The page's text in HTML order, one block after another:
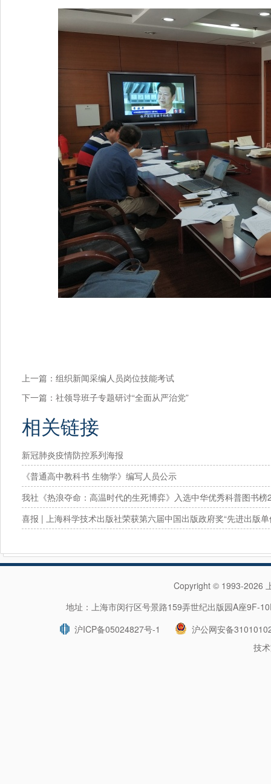
上一篇： 组织新闻采编人员岗位技能考试
下一篇： 社领导班子专题研讨“全面从严治党”
相关链接
新冠肺炎疫情防控系列海报
《普通高中教科书 生物学》编写人员公示
我社《热浪夺命：高温时代的生死博弈》入选中华优秀科普图书榜
年度提名图书！
喜报 | 上海科学技术出版社荣获第六届中国出版政府奖“先进出版单
Copyright © 1993-2026
地址：上海市闵行区号景路159弄世纪出版园A座
沪ICP备05024827号-1
沪公网安备
技